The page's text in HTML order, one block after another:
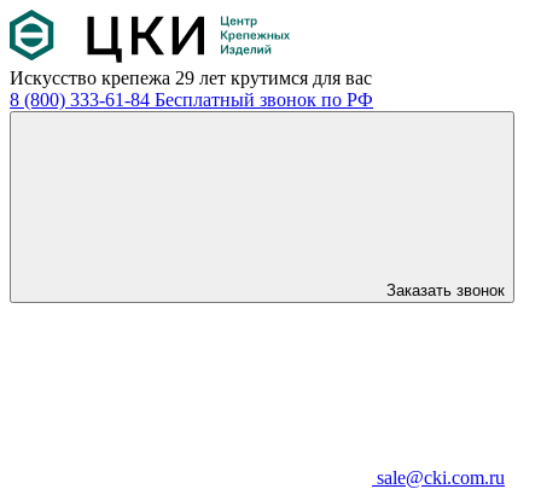
Искусство крепежа 29 лет крутимся для вас
8 (800) 333-61-84 Бесплатный звонок по РФ
Заказать звонок
sale@cki.com.ru